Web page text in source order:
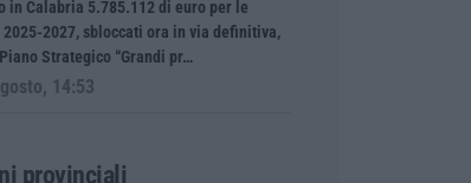
in Calabria 5.785.112 di euro per le
2027, sbloccati ora in via definitiva,
Strategico “Grandi pr…
14:53
provinciali